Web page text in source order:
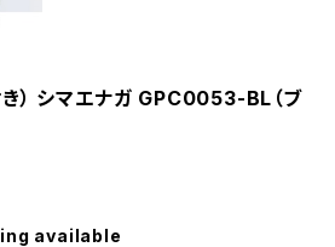
） シマエナガ GPC0053-BL（ブ
available